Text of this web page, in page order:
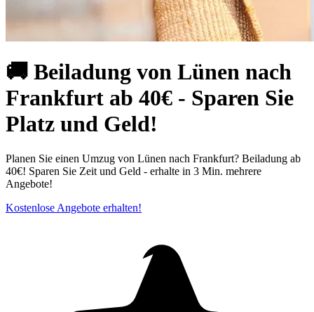
🚚 Beiladung von Lünen nach
Frankfurt ab 40€ - Sparen Sie
Platz und Geld!
Planen Sie einen Umzug von Lünen nach Frankfurt? Beiladung ab
40€! Sparen Sie Zeit und Geld - erhalte in 3 Min. mehrere
Angebote!
Kostenlose Angebote erhalten!